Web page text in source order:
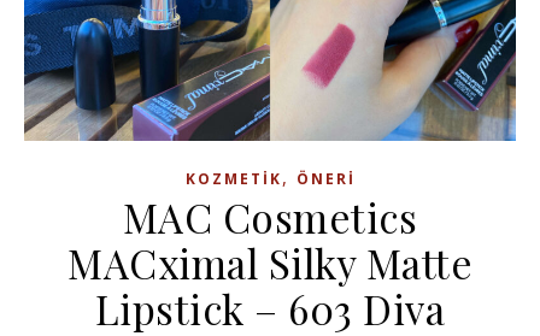
KOZMETIK, ÖNERI
MAC Cosmetics
MACximal Silky Matte
Lipstick – 603 Diva